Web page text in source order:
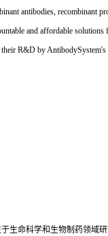
antibodies,
and affordable
R&D by
生命科学和生物制药领